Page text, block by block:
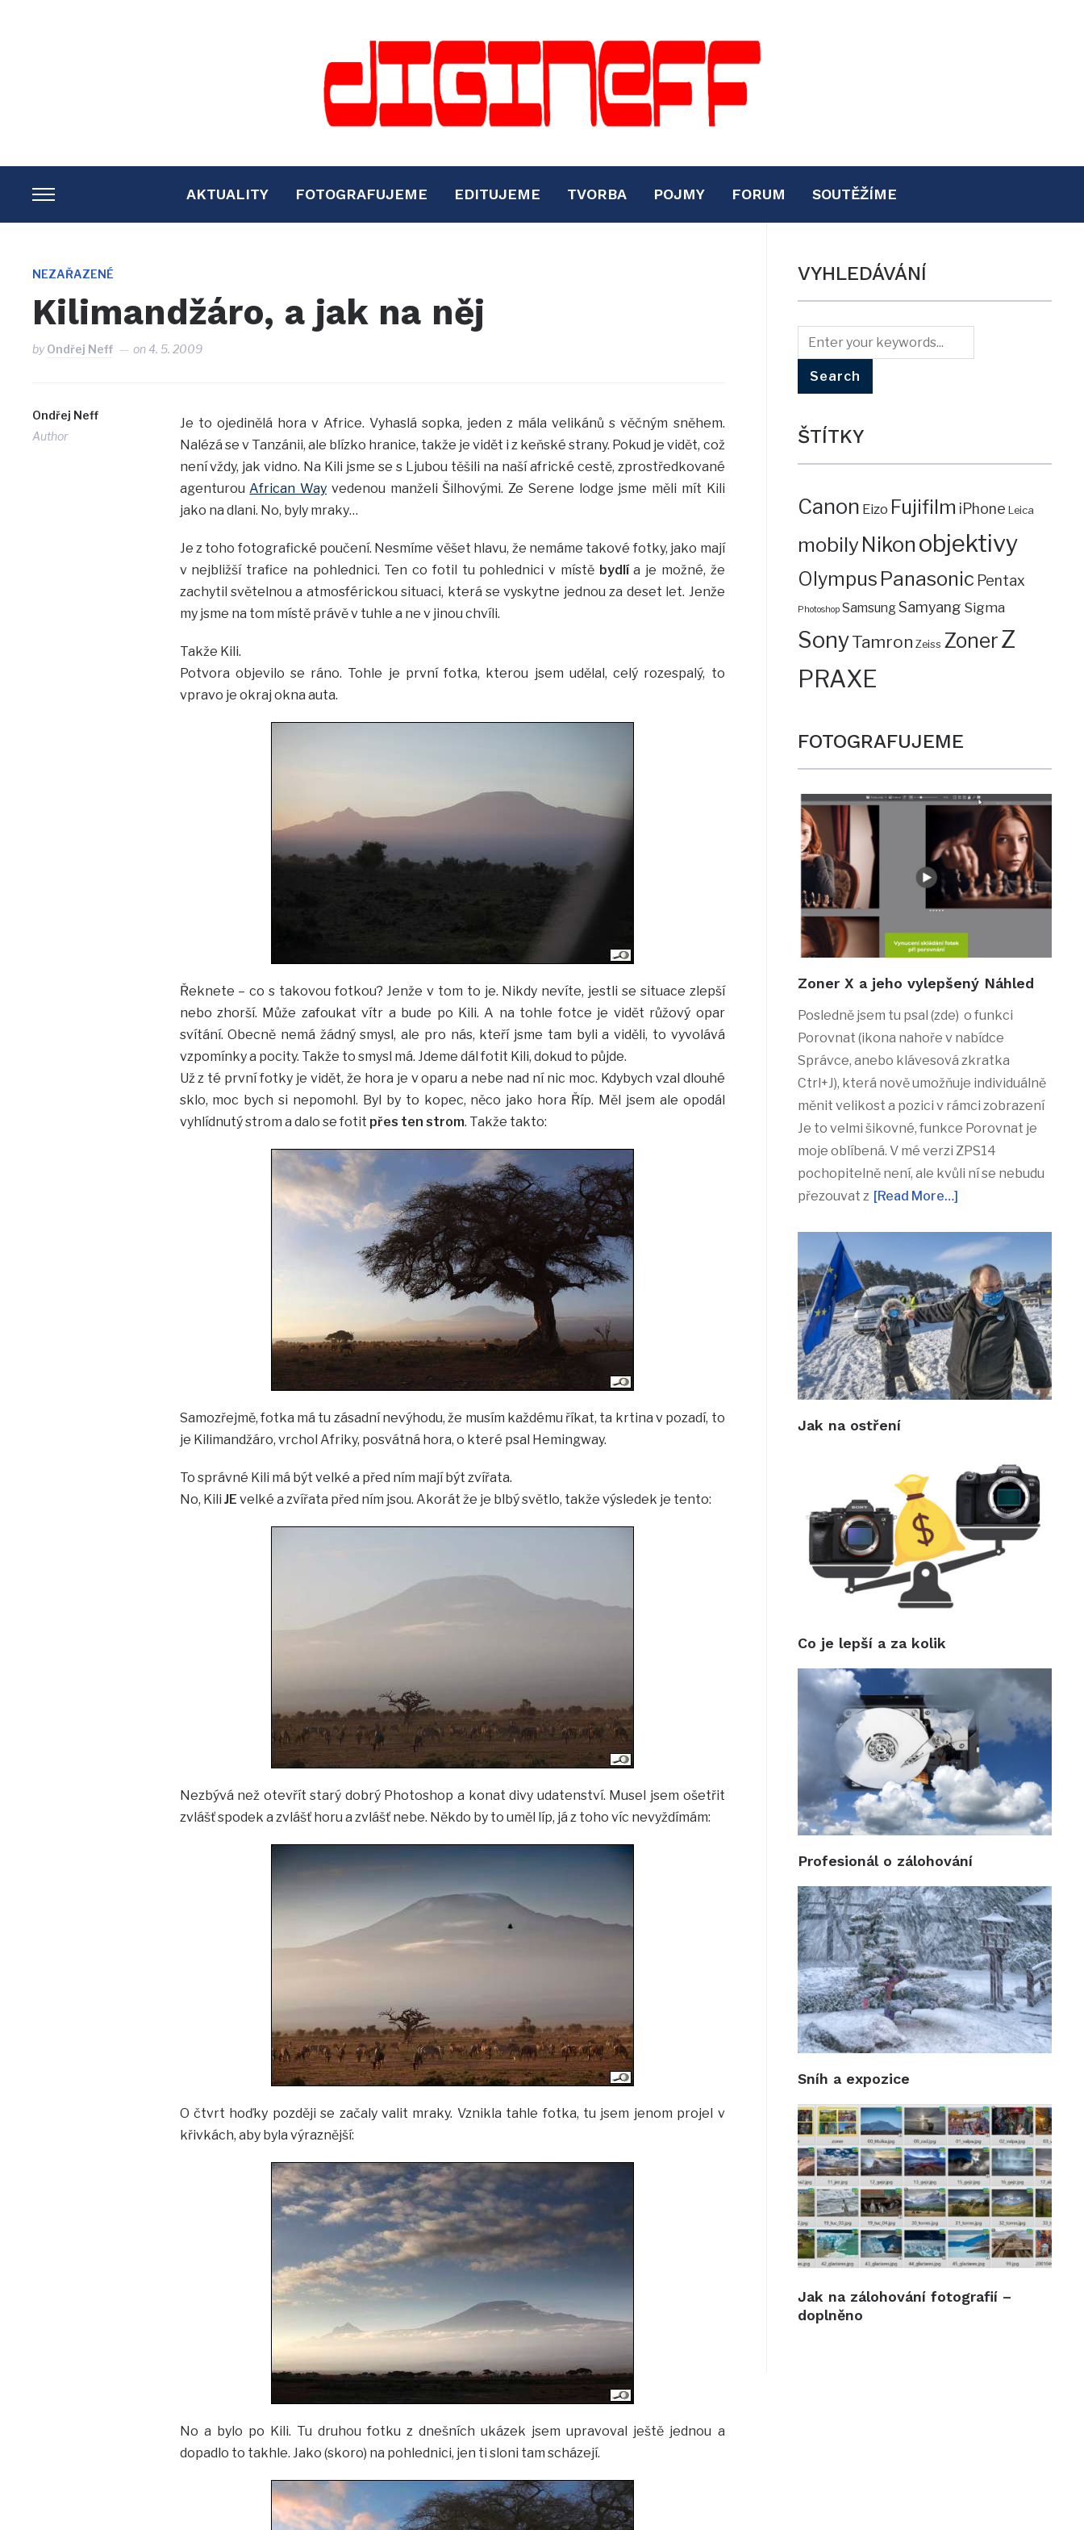
TOGGLE
SIDEBAR
NAVIGATION
AKTUALITY FOTOGRAFUJEME EDITUJEME TVORBA POJMY FORUM SOUTĚŽÍME
NEZAŘAZENÉ
Kilimandžáro, a jak na něj
byOndřej Neff on4. 5. 2009
Ondřej Neff
Author
Je to ojedinělá hora v Africe. Vyhaslá sopka, jeden z mála velikánů s věčným sněhem.
Nalézá se v Tanzánii, ale blízko hranice, takže je vidět i z keňské strany. Pokud je vidět, což
není vždy, jak vidno. Na Kili jsme se s Ljubou těšili na naší africké cestě, zprostředkované
agenturouAfrican Way vedenou manželi Šilhovými. Ze Serene lodge jsme měli mít Kili
jako na dlani. No, byly mraky…
Je z toho fotografické poučení. Nesmíme věšet hlavu, že nemáme takové fotky, jako mají
v nejbližší trafice na pohlednici. Ten co fotil tu pohlednici v místě bydlía je možné, že
zachytil světelnou a atmosférickou situaci, která se vyskytne jednou za deset let. Jenže
my jsme na tom místě právě v tuhle a ne v jinou chvíli.
Takže Kili.
Potvora objevilo se ráno. Tohle je první fotka, kterou jsem udělal, celý rozespalý, to
vpravo je okraj okna auta.
Řeknete – co s takovou fotkou? Jenže v tom to je. Nikdy nevíte, jestli se situace zlepší
nebo zhorší. Může zafoukat vítr a bude po Kili. A na tohle fotce je vidět růžový opar
svítání. Obecně nemá žádný smysl, ale pro nás, kteří jsme tam byli a viděli, to vyvolává
vzpomínky a pocity. Takže to smysl má. Jdeme dál fotit Kili, dokud to půjde.
Už z té první fotky je vidět, že hora je v oparu a nebe nad ní nic moc. Kdybych vzal dlouhé
sklo, moc bych si nepomohl. Byl by to kopec, něco jako hora Říp. Měl jsem ale opodál
vyhlídnutý strom a dalo se fotit přes ten strom. Takže takto:
Samozřejmě, fotka má tu zásadní nevýhodu, že musím každému říkat, ta krtina v pozadí, to
je Kilimandžáro, vrchol Afriky, posvátná hora, o které psal Hemingway.
To správné Kili má být velké a před ním mají být zvířata.
No, Kili JE velké a zvířata před ním jsou. Akorát že je blbý světlo, takže výsledek je tento:
Nezbývá než otevřít starý dobrý Photoshop a konat divy udatenství. Musel jsem ošetřit
zvlášť spodek a zvlášť horu a zvlášť nebe. Někdo by to uměl líp, já z toho víc nevyždímám:
O čtvrt hoďky později se začaly valit mraky. Vznikla tahle fotka, tu jsem jenom projel v
křivkách, aby byla výraznější:
No a bylo po Kili. Tu druhou fotku z dnešních ukázek jsem upravoval ještě jednou a
dopadlo to takhle. Jako (skoro) na pohlednici, jen ti sloni tam scházejí.
VYHLEDÁVÁNÍ
ŠTÍTKY
Canon Eizo Fujifilm iPhone Leica
mobilyNikon objektivy
Olympus Panasonic Pentax
Photoshop SamsungSamyang Sigma
SonyTamron Zeiss ZonerZ
PRAXE
FOTOGRAFUJEME
Zoner X a jeho vylepšený Náhled
Posledně jsem tu psal (zde) o funkci
Porovnat (ikona nahoře v nabídce
Správce, anebo klávesová zkratka
Ctrl+J), která nově umožňuje individuálně
měnit velikost a pozici v rámci zobrazení
Je to velmi šikovné, funkce Porovnat je
moje oblíbená. V mé verzi ZPS14
pochopitelně není, ale kvůli ní se nebudu
přezouvat z [Read More…]
Jak na ostření
Co je lepší a za kolik
Profesionál o zálohování
Sníh a expozice
Jak na zálohování fotografií –
doplněno